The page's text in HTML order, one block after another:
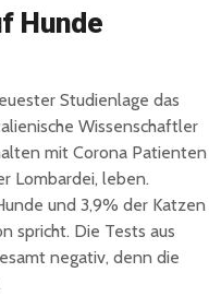
Hunde
Studienlage das
Wissenschaftler
mit Corona Patienten
Lombardei, leben.
und 3,9% der Katzen
spricht. Die Tests aus
negativ, denn die